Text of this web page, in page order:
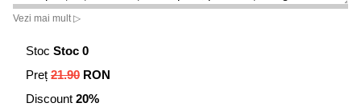
conștiinței depline în activitățile noastre de zi cu zi.
mindfulness în autotratarea stresului, a anxietății, a
tehnica mindfulness în relații, pentru copii și pentru cei
care îi îngrijesc pe alții.
Vezi mai mult ▷
Stoc Stoc 0
Preț 21.90 RON
Discount 20%